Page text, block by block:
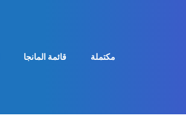
قائمة المانجا مكتملة